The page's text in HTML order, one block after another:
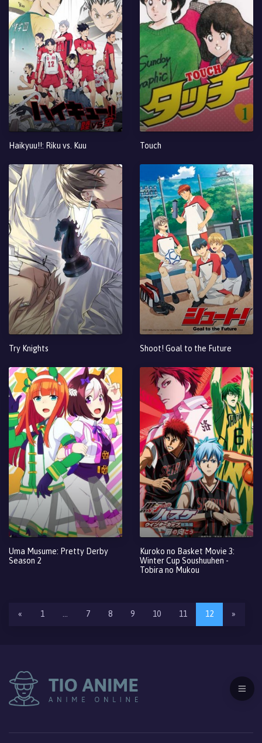
Haikyuu!!: Riku vs. Kuu Touch
Try Knights Shoot! Goal to the Future
Uma Musume: Pretty Derby
Season 2
Kuroko no Basket Movie 3:
Winter Cup Soushuuhen -
Tobira no Mukou
« 1 … 7 8 9 10 11 12 »